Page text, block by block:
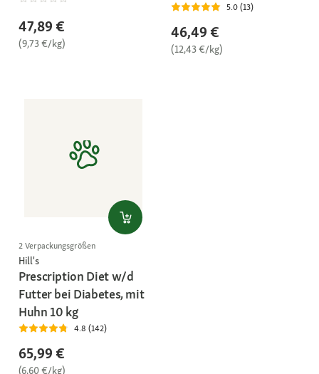
47,89 €
(9,73 €/kg)
5.0 (13)
46,49 €
(12,43 €/kg)
2 Verpackungsgrößen
Hill's
Prescription Diet w/d
Futter bei Diabetes, mit
Huhn 10 kg
4.8 (142)
65,99 €
(6,60 €/kg)